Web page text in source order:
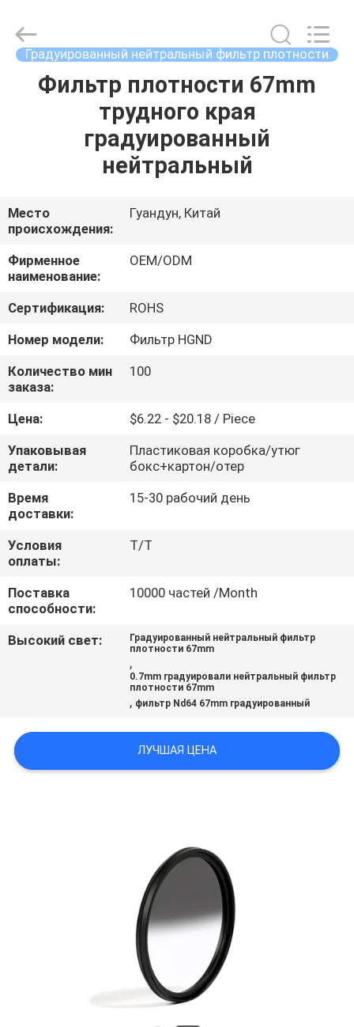
ДОМ
ПРОДУКТЫ
НАС
ПУТЕШЕСТВИЕ
ФАБРИКИ
ПРОВЕРКА
КАЧЕСТВА
СВЯЖИТЕСЬ
МЫ
СПРОСИТЕ
ЦИТАТУ
КАРТА
САЙТА
PRIVACY
Technology
Ltd..
Rights Градуированный нейтральный фильтр плотности
Фильтр плотности 67mm
трудного края
градуированный
нейтральный
Место
происхождения:
Гуандун, Китай
Фирменное
наименование:
OEM/ODM
Сертификация:
ROHS
Номер модели:
Фильтр HGND
Количество мин
заказа:
100
Цена:
$6.22 - $20.18 / Piece
Упаковывая
детали:
Пластиковая коробка/утюг
бокс+картон/отер
Время
доставки:
15-30 рабочий день
Условия
оплаты:
Т/Т
Поставка
способности:
10000 частей /Month
Высокий свет:
Градуированный нейтральный фильтр
плотности 67mm
,
0.7mm градуировали нейтральный фильтр
плотности 67mm
, фильтр Nd64 67mm градуированный
ЛУЧШАЯ ЦЕНА